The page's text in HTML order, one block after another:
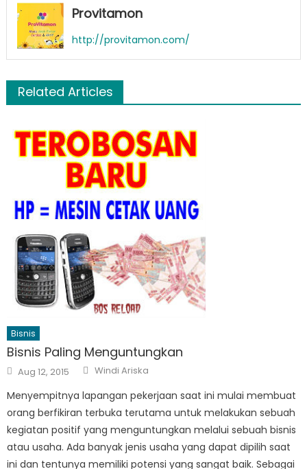
Provitamon
http://provitamon.com/
Related Articles
Bisnis
Bisnis Paling Menguntungkan
Posted
on
Aug 12, 2015 Author
Windi Ariska
Menyempitnya lapangan pekerjaan saat ini mulai membuat
orang berfikiran terbuka terutama untuk melakukan sebuah
kegiatan positif yang menguntungkan melalui sebuah bisnis
atau usaha. Ada banyak jenis usaha yang dapat dipilih saat
ini dan tentunya memiliki potensi yang sangat baik. Sebagai